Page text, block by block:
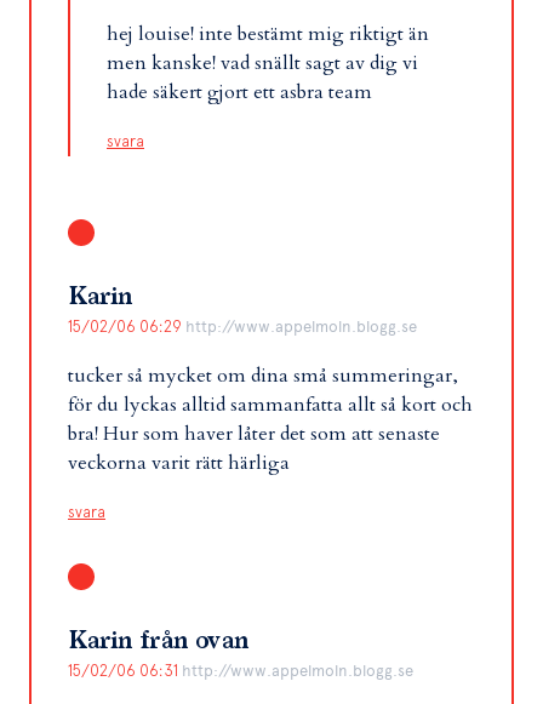
hej louise! inte bestämt mig riktigt än
men kanske! vad snällt sagt av dig vi
hade säkert gjort ett asbra team
svara
Karin
15/02/06 06:29 http://www.appelmoln.blogg.se
tucker så mycket om dina små summeringar,
för du lyckas alltid sammanfatta allt så kort och
bra! Hur som haver låter det som att senaste
veckorna varit rätt härliga
svara
Karin från ovan
15/02/06 06:31 http://www.appelmoln.blogg.se